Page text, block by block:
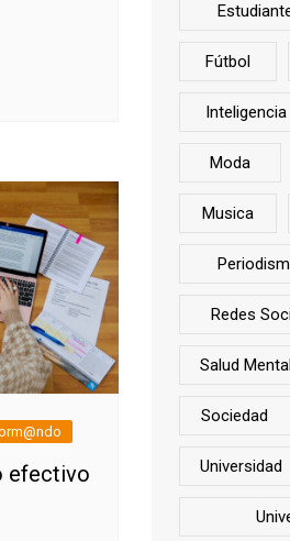
efectivo
Fútbol
Moda
Musica
Redes
Salud
Sociedad
Universidad